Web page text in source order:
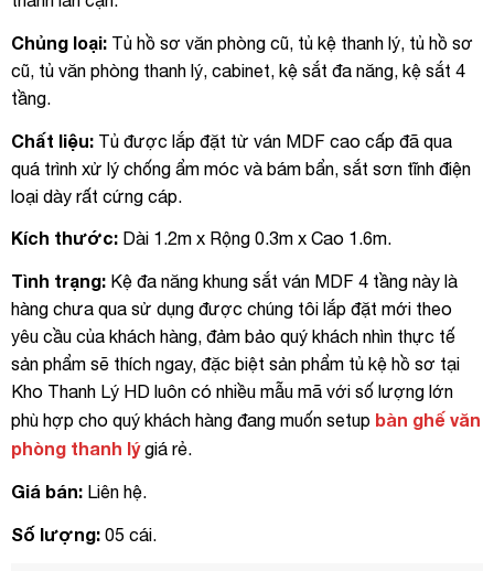
Chủng loại: Tủ hồ sơ văn phòng cũ, tủ kệ thanh lý, tủ hồ sơ
cũ, tủ văn phòng thanh lý, cabinet, kệ sắt đa năng, kệ sắt 4
tầng.
Chất liệu: Tủ được lắp đặt từ ván MDF cao cấp đã qua
quá trình xử lý chống ẩm móc và bám bẩn, sắt sơn tĩnh điện
loại dày rất cứng cáp.
Kích thước: Dài 1.2m x Rộng 0.3m x Cao 1.6m.
Tình trạng: Kệ đa năng khung sắt ván MDF 4 tầng này là
hàng chưa qua sử dụng được chúng tôi lắp đặt mới theo
yêu cầu của khách hàng, đảm bảo quý khách nhìn thực tế
sản phẩm sẽ thích ngay, đặc biệt sản phẩm tủ kệ hồ sơ tại
Kho Thanh Lý HD luôn có nhiều mẫu mã với số lượng lớn
phù hợp cho quý khách hàng đang muốn setup bàn ghế văn
phòng thanh lý giá rẻ.
Giá bán: Liên hệ.
Số lượng: 05 cái.